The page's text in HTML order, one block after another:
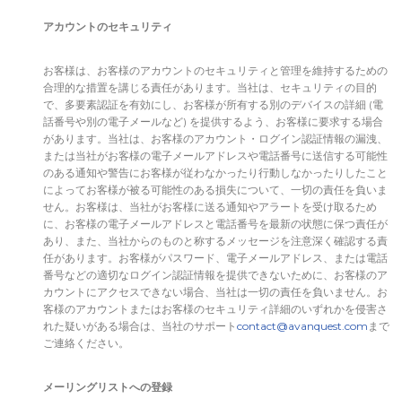
アカウントのセキュリティ
お客様は、お客様のアカウントのセキュリティと管理を維持するための
合理的な措置を講じる責任があります。当社は、セキュリティの目的
で、多要素認証を有効にし、お客様が所有する別のデバイスの詳細 (電
話番号や別の電子メールなど) を提供するよう、お客様に要求する場合
があります。当社は、お客様のアカウント・ログイン認証情報の漏洩、
または当社がお客様の電子メールアドレスや電話番号に送信する可能性
のある通知や警告にお客様が従わなかったり行動しなかったりしたこと
によってお客様が被る可能性のある損失について、一切の責任を負いま
せん。お客様は、当社がお客様に送る通知やアラートを受け取るため
に、お客様の電子メールアドレスと電話番号を最新の状態に保つ責任が
あり、また、当社からのものと称するメッセージを注意深く確認する責
任があります。お客様がパスワード、電子メールアドレス、または電話
番号などの適切なログイン認証情報を提供できないために、お客様のア
カウントにアクセスできない場合、当社は一切の責任を負いません。お
客様のアカウントまたはお客様のセキュリティ詳細のいずれかを侵害さ
れた疑いがある場合は、当社のサポート contact@avanquest.com まで
ご連絡ください。
メーリングリストへの登録